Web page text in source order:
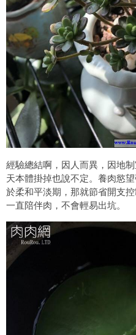
經驗總結啊，因人而異，因地
天本體掛掉也說不定。養肉慾
於柔和平淡期，那就節省開支
一直陪伴肉，不會輕易出坑。